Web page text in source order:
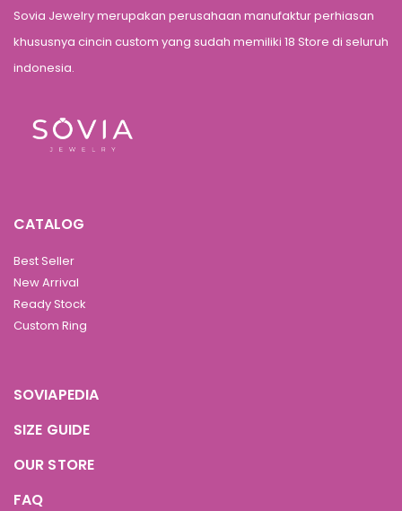
Sovia Jewelry merupakan perusahaan manufaktur perhiasan
khususnya cincin custom yang sudah memiliki 18 Store di seluruh
indonesia.
CATALOG
Best Seller
New Arrival
Ready Stock
Custom Ring
SOVIAPEDIA
SIZE GUIDE
OUR STORE
FAQ